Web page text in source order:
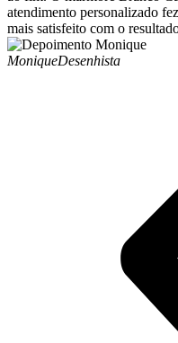
atendimento personalizado
mais satisfeito com o
MoniqueDesenhista